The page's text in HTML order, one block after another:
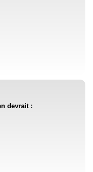
devrait :